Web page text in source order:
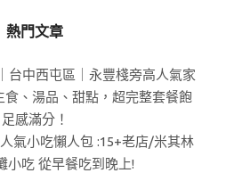
熱門文章
台中西屯區｜永豐棧旁高人氣家
食、湯品、甜點，超完整套餐飽
足感滿分！
氣小吃懶人包 :15+老店/米其林
小吃 從早餐吃到晚上!